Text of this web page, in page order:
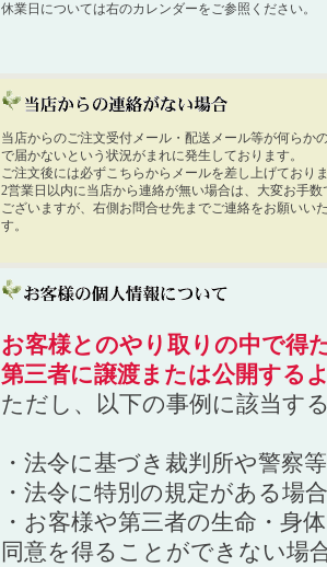
休業日については右のカレンダーをご参照ください。
当店からのご注文受付メール・配送メール等が何らか
で届かないという状況がまれに発生しております。
ご注文後には必ずこちらからメールを差し上げており
2営業日以内に当店から連絡が無い場合は、大変お手数
ございますが、右側お問合せ先までご連絡をお願いい
す。
お客様とのやり取りの中で得
第三者に譲渡または公開する
ただし、以下の事例に該当す
・法令に基づき裁判所や警察
・法令に特別の規定がある場合
・お客様や第三者の生命・身
同意を得ることができない場